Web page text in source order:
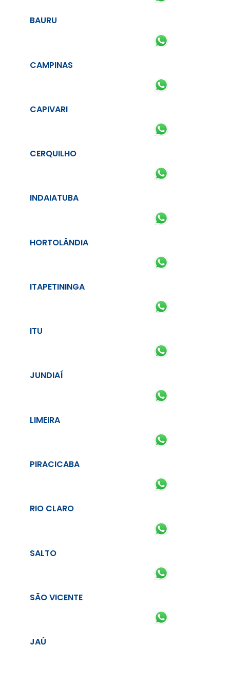
BAURU
CAMPINAS
CAPIVARI
CERQUILHO
INDAIATUBA
HORTOLÂNDIA
ITAPETININGA
ITU
JUNDIAÍ
LIMEIRA
PIRACICABA
RIO CLARO
SALTO
SÃO VICENTE
JAÚ